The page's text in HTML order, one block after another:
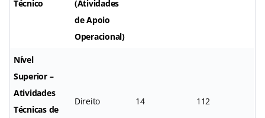
Técnico
(Atividades
de Apoio
Operacional)
Nível
Superior –
Atividades
Técnicas de
Direito 14 112